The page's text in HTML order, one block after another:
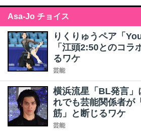
Asa-Jo チョイス
りくりゅうペア「
「江頭2:50とのコラ
るワケ
芸能
横浜流星「BL発言」
れでも芸能関係者が
筋」と断じるワケ
芸能